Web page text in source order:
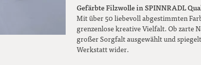
Gefärbte Filzwolle in SPINNRADL
Mit über 50 liebevoll abgestimmten
grenzenlose kreative Vielfalt. Ob zarte
großer Sorgfalt ausgewählt und
Werkstatt wider.